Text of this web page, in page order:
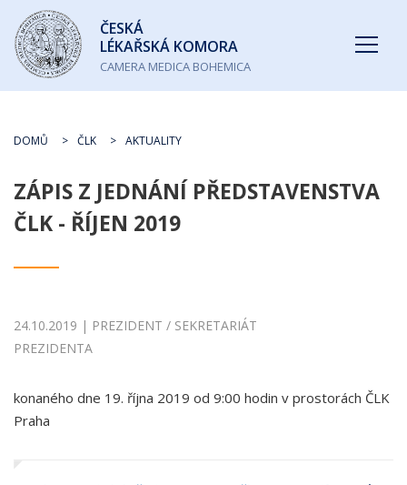
Česká
lékařská
komora
ČESKÁ
LÉKAŘSKÁ KOMORA
CAMERA MEDICA BOHEMICA
DOMŮ ČLK AKTUALITY
ZÁPIS Z JEDNÁNÍ PŘEDSTAVENSTVA
ČLK - ŘÍJEN 2019
24.10.2019 | PREZIDENT / SEKRETARIÁT
PREZIDENTA
konaného dne 19. října 2019 od 9:00 hodin v prostorách ČLK
Praha